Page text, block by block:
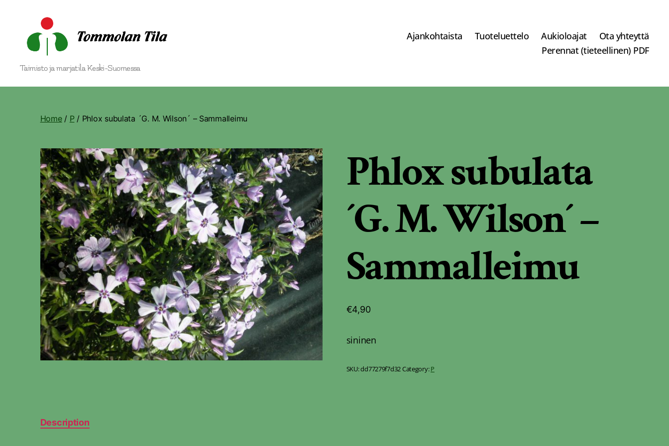
Tommolan
Tila
Taimisto ja marjatila Keski-Suomessa
Ajankohtaista Tuoteluettelo Aukioloajat
Ota yhteyttä
Perennat (tieteellinen) PDF
Home/ P/ Phlox subulata ´G. M. Wilson´ – Sammalleimu
Phlox subulata
´G. M. Wilson´ –
Sammalleimu
€4,90
sininen
SKU:dd77279f7d32Category:P
Description